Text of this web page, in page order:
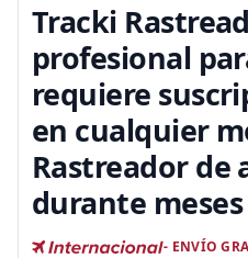
Tracki
profesional
requiere
en cualquier
Rastreador de
durante meses
- ENVÍO